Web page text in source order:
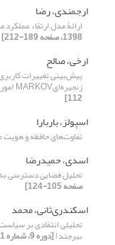
ارجمندی، رضا
ارائۀ مدل ارتقاء
1398، صفحه 189-212]
ارخی، صالح
پیش‌‌بینی تغییرات
زنجیره‌‌ایMARKOV (مورد شناسی: شهر ایلام)
112]
اسپولز، باربارا
تفاوت‌‌‌‌های حافظه و هویت
اسدی، حمیدرضا
تحلیل فضایی دسترسی
صفحه 105-124]
اسکندری‌ثانی، محمد
تحلیلی انتقادی بر
بیرجند)[دوره 9، شماره 31، 1398، صفحه 73-92]